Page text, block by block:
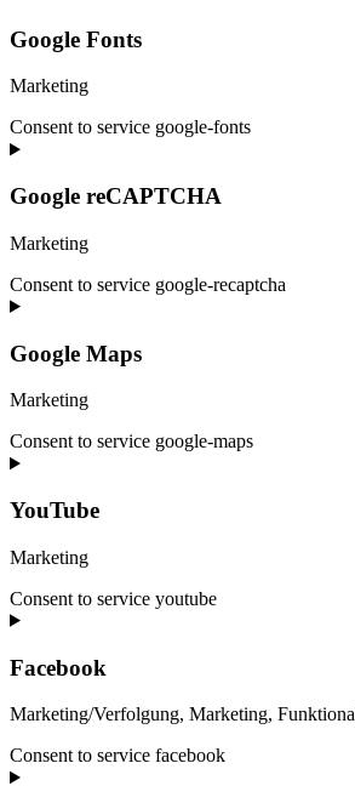
Google Fonts
Marketing
Consent to service google-fonts
Google reCAPTCHA
Marketing
Consent to service google-recaptcha
Google Maps
Marketing
Consent to service google-maps
YouTube
Marketing
Consent to service youtube
Facebook
Marketing/Verfolgung, Marketing,
Consent to service facebook